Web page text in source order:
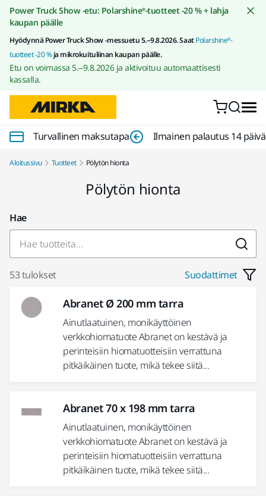
Siirry sisältöön
Power Truck Show -etu: Polarshine®-tuotteet -20 % + lahja
kaupan päälle
Hyödynnä Power Truck Show -messuetu 5.–9.8.2026. SaatPolarshine®-
tuotteet -20 %ja mikrokuituliinan kaupan päälle.
Etu on voimassa 5.–9.8.2026 ja aktivoituu automaattisesti
kassalla.
Turvallinen maksutapa Ilmainen palautus 14
Aloitussivu Tuotteet Pölytön hionta
Pölytön hionta
Hae
53 tulokset Suodattimet
Abranet Ø 200 mm tarra
Ainutlaatuinen, monikäyttöinen
verkkohiomatuote Abranet on kestävä ja
perinteisiin hiomatuotteisiin verrattuna
pitkäikäinen tuote, mikä tekee siitä...
Abranet 70 x 198 mm tarra
Ainutlaatuinen, monikäyttöinen
verkkohiomatuote Abranet on kestävä ja
perinteisiin hiomatuotteisiin verrattuna
pitkäikäinen tuote, mikä tekee siitä...